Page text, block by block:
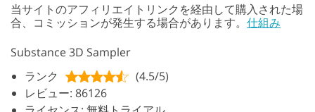
当サイトのアフィリエイトリンクを経由して購入された場
合、コミッションが発生する場合があります。 仕組み
Substance 3D Sampler
ランク
(4.5/5)
レビュー: 86126